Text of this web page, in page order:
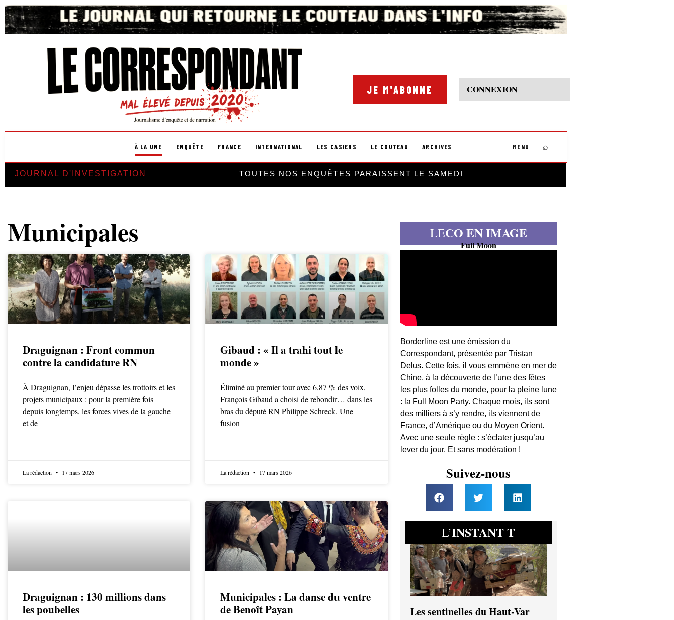
JE M'ABONNE CONNEXION
À LA UNE ENQUÊTE FRANCE INTERNATIONAL LES CASIERS LE COUTEAU ARCHIVES ≡ MENU ⌕
JOURNAL D'INVESTIGATION TOUTES NOS ENQUÊTES PARAISSENT LE SAMEDI
Municipales
Draguignan : Front commun
contre la candidature RN
À Draguignan, l’enjeu dépasse les trottoirs et les
projets municipaux : pour la première fois
depuis longtemps, les forces vives de la gauche
et de
La rédaction 17 mars 2026
Gibaud : « Il a trahi tout le
monde »
Éliminé au premier tour avec 6,87 % des voix,
François Gibaud a choisi de rebondir… dans les
bras du député RN Philippe Schreck. Une
fusion
La rédaction 17 mars 2026
Draguignan : 130 millions dans
les poubelles
Municipales : La danse du ventre
de Benoît Payan
LECO EN IMAGE
Full Moon
Borderline est une émission du
Correspondant, présentée par Tristan
Delus. Cette fois, il vous emmène en mer de
Chine, à la découverte de l’une des fêtes
les plus folles du monde, pour la pleine lune
: la Full Moon Party. Chaque mois, ils sont
des milliers à s’y rendre, ils viennent de
France, d’Amérique ou du Moyen Orient.
Avec une seule règle : s’éclater jusqu’au
lever du jour. Et sans modération !
Suivez-nous
L’INSTANT T
Les sentinelles du Haut-Var